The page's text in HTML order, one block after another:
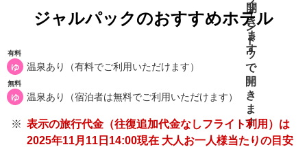
ジャルパックのおすすめホテル
有料
ゆ 温泉あり（有料でご利用いただけます）
無料
ゆ 温泉あり（宿泊者は無料でご利用いただけます）
表示の旅行代金（往復追加代金なしフライト利用）は
2025年11月11日14:00現在 大人お一人様当たりの目安